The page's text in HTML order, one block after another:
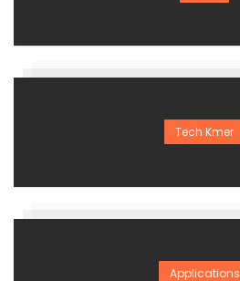
Tech Kmer
Applications